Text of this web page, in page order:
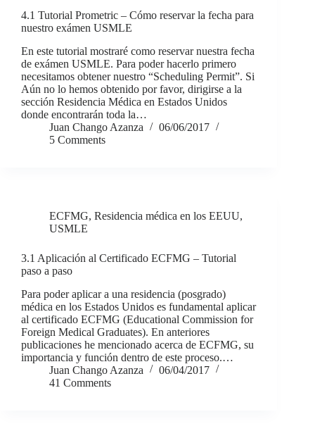
4.1 Tutorial Prometric – Cómo reservar la fecha para
nuestro exámen USMLE
En este tutorial mostraré como reservar nuestra fecha
de exámen USMLE. Para poder hacerlo primero
necesitamos obtener nuestro “Scheduling Permit”. Si
Aún no lo hemos obtenido por favor, dirigirse a la
sección Residencia Médica en Estados Unidos
donde encontrarán toda la…
Juan Chango Azanza
06/06/2017
5 Comments
ECFMG, Residencia médica en los EEUU,
USMLE
3.1 Aplicación al Certificado ECFMG – Tutorial
paso a paso
Para poder aplicar a una residencia (posgrado)
médica en los Estados Unidos es fundamental aplicar
al certificado ECFMG (Educational Commission for
Foreign Medical Graduates). En anteriores
publicaciones he mencionado acerca de ECFMG, su
importancia y función dentro de este proceso.…
Juan Chango Azanza
06/04/2017
41 Comments